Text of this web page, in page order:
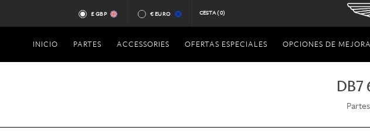
£ GBP € EURO CESTA(0)
INICIO PARTES ACCESSORIES OFERTAS ESPECIALES OPCIONES DE MEJORA
DB7
Partes